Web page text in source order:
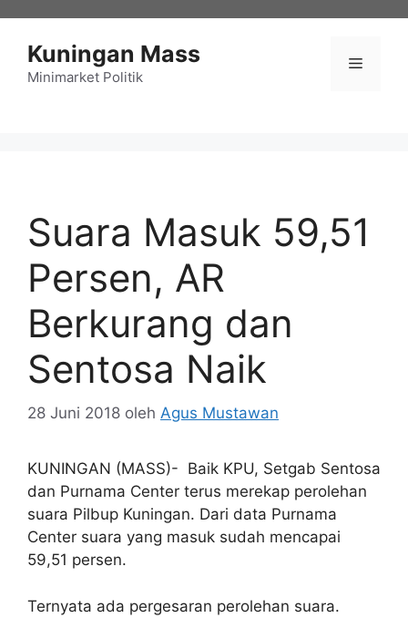
Kuningan Mass
Minimarket Politik
Menu
Suara Masuk 59,51
Persen, AR
Berkurang dan
Sentosa Naik
28 Juni 2018 oleh Agus Mustawan
KUNINGAN (MASS)- Baik KPU, Setgab Sentosa
dan Purnama Center terus merekap perolehan
suara Pilbup Kuningan. Dari data Purnama
Center suara yang masuk sudah mencapai
59,51 persen.
Ternyata ada pergesaran perolehan suara.